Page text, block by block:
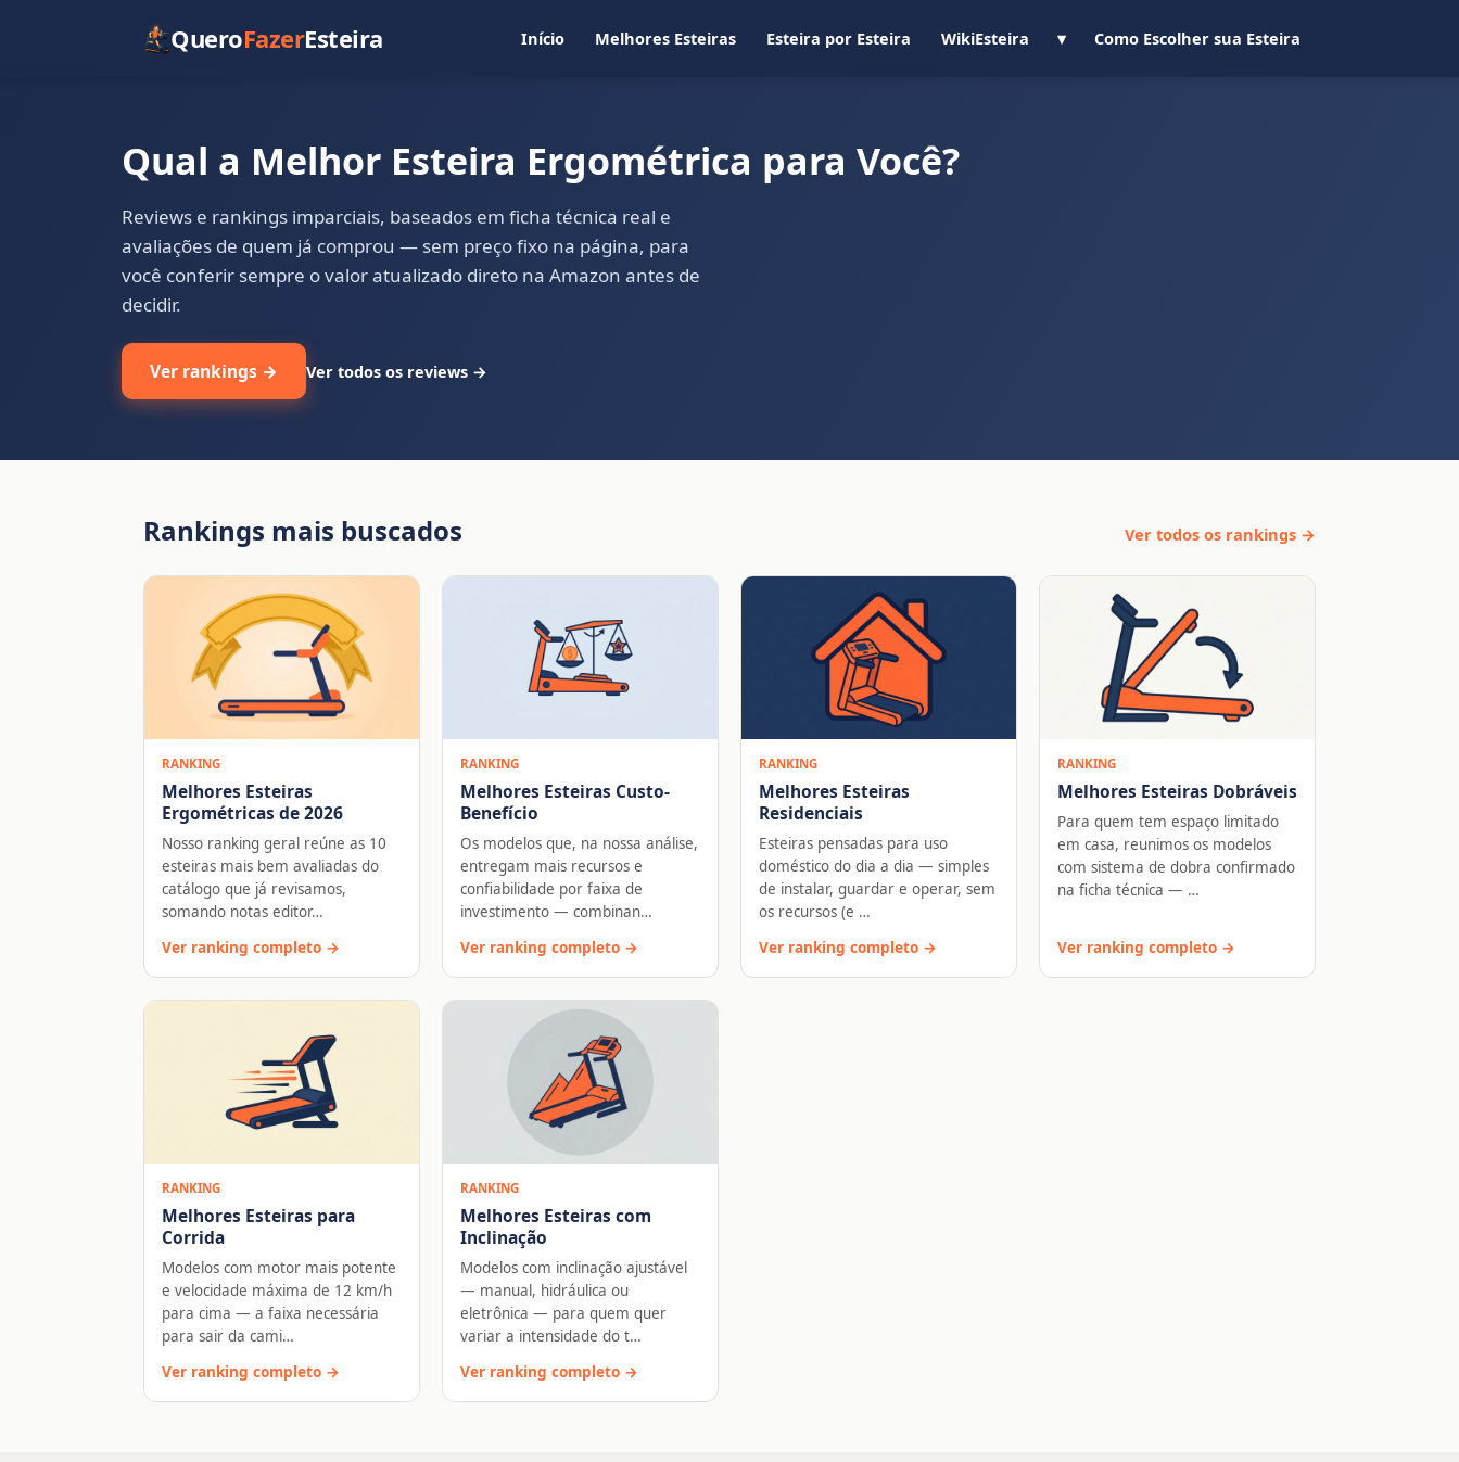
QueroFazerEsteira Início Melhores Esteiras Esteira por Esteira WikiEsteira ▾ Como Escolher sua Esteira
Qual a Melhor Esteira Ergométrica para Você?
Reviews e rankings imparciais, baseados em ficha técnica real e
avaliações de quem já comprou — sem preço fixo na página, para
você conferir sempre o valor atualizado direto na Amazon antes de
decidir.
Ver rankings → Ver todos os reviews →
Rankings mais buscados Ver todos os rankings →
RANKING
Melhores Esteiras
Ergométricas de 2026
Nosso ranking geral reúne as 10
esteiras mais bem avaliadas do
catálogo que já revisamos,
somando notas editor…
Ver ranking completo →
RANKING
Melhores Esteiras Custo-
Benefício
Os modelos que, na nossa análise,
entregam mais recursos e
confiabilidade por faixa de
investimento — combinan…
Ver ranking completo →
RANKING
Melhores Esteiras
Residenciais
Esteiras pensadas para uso
doméstico do dia a dia — simples
de instalar, guardar e operar, sem
os recursos (e …
Ver ranking completo →
RANKING
Melhores Esteiras Dobráveis
Para quem tem espaço limitado
em casa, reunimos os modelos
com sistema de dobra confirmado
na ficha técnica — …
Ver ranking completo →
RANKING
Melhores Esteiras para
Corrida
Modelos com motor mais potente
e velocidade máxima de 12 km/h
para cima — a faixa necessária
para sair da cami…
Ver ranking completo →
RANKING
Melhores Esteiras com
Inclinação
Modelos com inclinação ajustável
— manual, hidráulica ou
eletrônica — para quem quer
variar a intensidade do t…
Ver ranking completo →